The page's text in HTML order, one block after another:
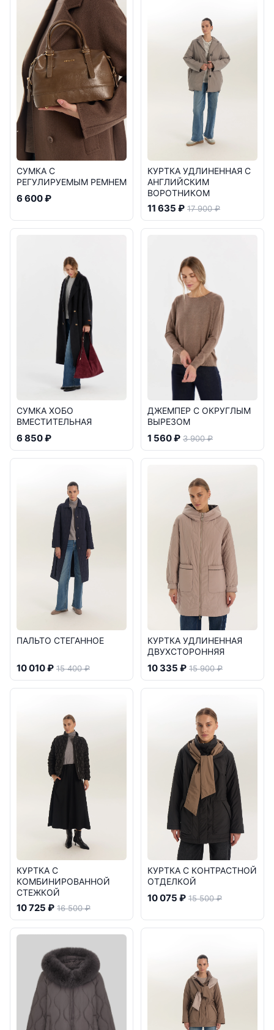
СУМКА С
РЕГУЛИРУЕМЫМ РЕМНЕМ
6 600 ₽
КУРТКА УДЛИНЕННАЯ С
АНГЛИЙСКИМ
ВОРОТНИКОМ
11 635 ₽ 17 900 ₽
СУМКА ХОБО
ВМЕСТИТЕЛЬНАЯ
6 850 ₽
ДЖЕМПЕР С ОКРУГЛЫМ
ВЫРЕЗОМ
1 560 ₽ 3 900 ₽
ПАЛЬТО СТЕГАННОЕ
10 010 ₽ 15 400 ₽
КУРТКА УДЛИНЕННАЯ
ДВУХСТОРОННЯЯ
10 335 ₽ 15 900 ₽
КУРТКА С
КОМБИНИРОВАННОЙ
СТЕЖКОЙ
10 725 ₽ 16 500 ₽
КУРТКА С КОНТРАСТНОЙ
ОТДЕЛКОЙ
10 075 ₽ 15 500 ₽